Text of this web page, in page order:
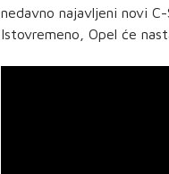
nedavno najavljeni novi
Istovremeno, Opel će